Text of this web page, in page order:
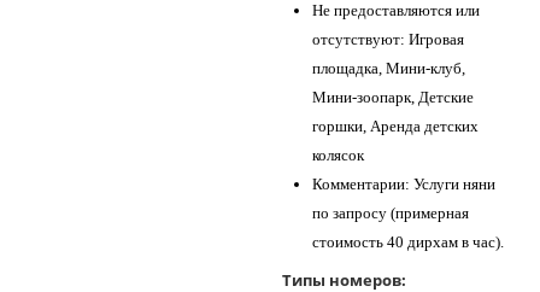
Не предоставляются или
отсутствуют: Игровая
площадка, Мини-клуб,
Мини-зоопарк, Детские
горшки, Аренда детских
колясок
Комментарии: Услуги няни
по запросу (примерная
стоимость 40 дирхам в час).
Типы номеров: